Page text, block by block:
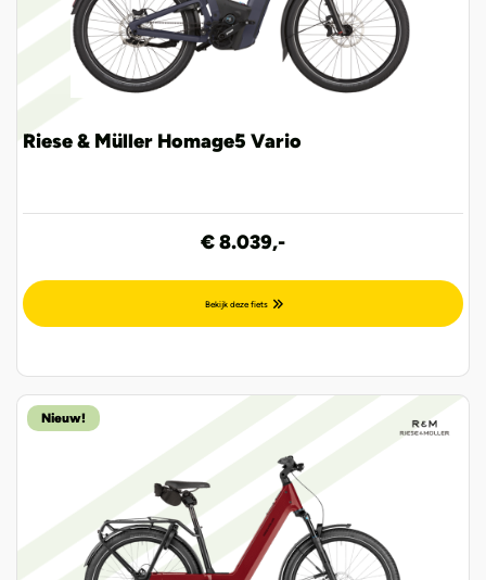
Riese & Müller Homage5 Vario
€ 8.039,-
Bekijk deze fiets
Nieuw!